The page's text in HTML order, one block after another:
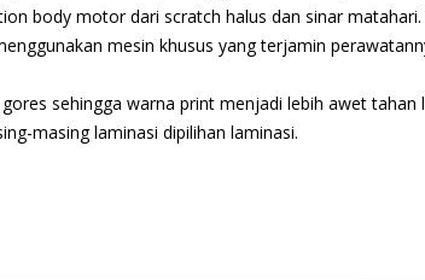
body motor dari scratch halus dan sinar matahari.
mesin khusus yang terjamin
sehingga warna print menjadi lebih awet
masing laminasi dipilihan laminasi.